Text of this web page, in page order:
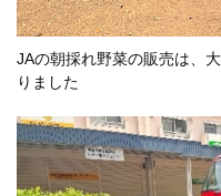
JAの朝採れ野菜の販売は、
りました